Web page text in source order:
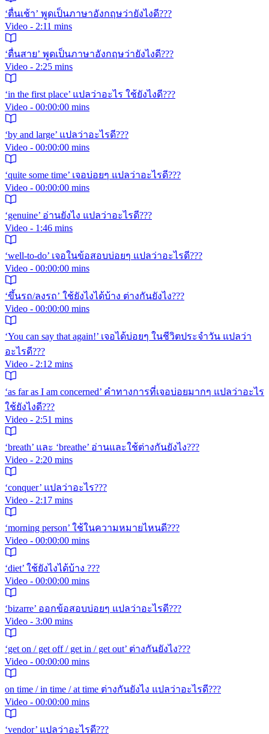
‘ตื่นเช้า’ พูดเป็นภาษาอังกฤษว่ายังไงดี???
Video - 2:11 mins
‘ตื่นสาย’ พูดเป็นภาษาอังกฤษว่ายังไงดี???
Video - 2:25 mins
‘in the first place’ แปลว่าอะไร ใช้ยังไงดี???
Video - 00:00:00 mins
‘by and large’ แปลว่าอะไรดี???
Video - 00:00:00 mins
‘quite some time’ เจอบ่อยๆ แปลว่าอะไรดี???
Video - 00:00:00 mins
‘genuine’ อ่านยังไง แปลว่าอะไรดี???
Video - 1:46 mins
‘well-to-do’ เจอในข้อสอบบ่อยๆ แปลว่าอะไรดี???
Video - 00:00:00 mins
‘ขึ้นรถ/ลงรถ’ ใช้ยังไงได้บ้าง ต่างกันยังไง???
Video - 00:00:00 mins
‘You can say that again!’ เจอได้บ่อยๆ ในชีวิตประจำวัน แปลว่า
อะไรดี???
Video - 2:12 mins
‘as far as I am concerned’ คำทางการที่เจอบ่อยมากๆ แปลว่าอะไร
ใช้ยังไงดี???
Video - 2:51 mins
‘breath’ และ ‘breathe’ อ่านและใช้ต่างกันยังไง???
Video - 2:20 mins
‘conquer’ แปลว่าอะไร???
Video - 2:17 mins
‘morning person’ ใช้ในความหมายไหนดี???
Video - 00:00:00 mins
‘diet’ ใช้ยังไงได้บ้าง ???
Video - 00:00:00 mins
‘bizarre’ ออกข้อสอบบ่อยๆ แปลว่าอะไรดี???
Video - 3:00 mins
‘get on / get off / get in / get out’ ต่างกันยังไง???
Video - 00:00:00 mins
on time / in time / at time ต่างกันยังไง แปลว่าอะไรดี???
Video - 00:00:00 mins
‘vendor’ แปลว่าอะไรดี???